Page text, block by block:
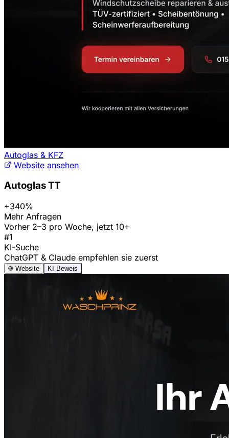
Autoglas & KFZ
Website ansehen
Autoglas TT
+340%
Mehr Anfragen
Vorher 2–3 pro Woche, jetzt 10+
#1
KI-Suche
ChatGPT & Claude empfehlen sie zuerst
Website KI-Beweis